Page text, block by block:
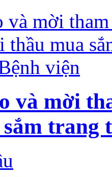
và mời
trang